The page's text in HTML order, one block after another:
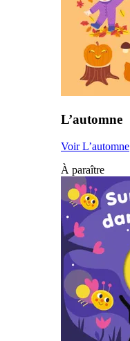
L’automne
Voir L’automne
À paraître